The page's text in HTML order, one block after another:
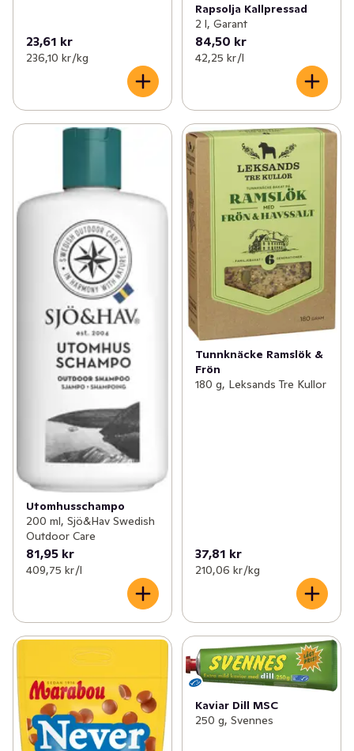
23,61 kr
236,10 kr /kg
Rapsolja Kallpressad
2 l, Garant
84,50 kr
42,25 kr /l
Utomhusschampo
200 ml, Sjö&Hav Swedish
Outdoor Care
81,95 kr
409,75 kr /l
Tunnknäcke Ramslök &
Frön
180 g, Leksands Tre Kullor
37,81 kr
210,06 kr /kg
Kaviar Dill MSC
250 g, Svennes